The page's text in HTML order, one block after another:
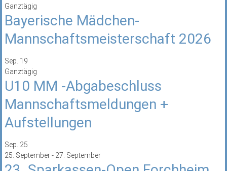
Ganztägig
Bayerische Mädchen-
Mannschaftsmeisterschaft 2026
Sep. 19
Ganztägig
U10 MM -Abgabeschluss
Mannschaftsmeldungen +
Aufstellungen
Sep. 25
25. September- 27. September